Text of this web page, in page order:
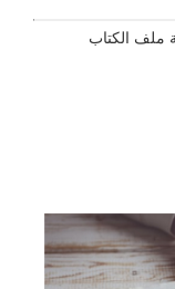
ملف الكتاب